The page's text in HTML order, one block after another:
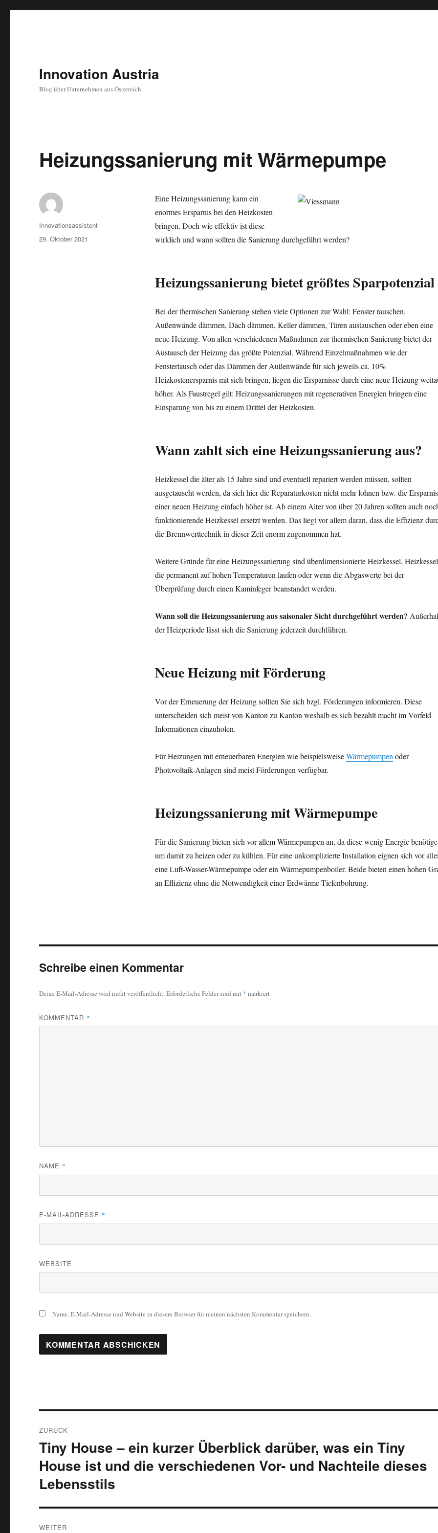
Innovation Austria
Blog über Unternehmen aus Österreich
Heizungssanierung mit Wärmepumpe
Eine Heizungssanierung kann ein
enormes Ersparnis bei den Heizkosten
bringen. Doch wie effektiv ist diese
wirklich und wann sollten die Sanierung durchgeführt werden?
Heizungssanierung bietet größtes Sparpotenzial
Bei der thermischen Sanierung stehen viele Optionen zur Wahl: Fenster tauschen,
Außenwände dämmen, Dach dämmen, Keller dämmen, Türen austauschen oder eben eine
neue Heizung. Von allen verschiedenen Maßnahmen zur thermischen Sanierung bietet der
Austausch der Heizung das größte Potenzial. Während Einzelmaßnahmen wie der
Fenstertausch oder das Dämmen der Außenwände für sich jeweils ca. 10%
Heizkostenersparnis mit sich bringen, liegen die Ersparnisse durch eine neue Heizung
höher. Als Faustregel gilt: Heizungssanierungen mit regenerativen Energien bringen eine
Einsparung von bis zu einem Drittel der Heizkosten.
Wann zahlt sich eine Heizungssanierung aus?
Heizkessel die älter als 15 Jahre sind und eventuell repariert werden müssen, sollten
ausgetauscht werden, da sich hier die Reparaturkosten nicht mehr lohnen bzw. die Ersparnis
einer neuen Heizung einfach höher ist. Ab einem Alter von über 20 Jahren sollten auch
funktionierende Heizkessel ersetzt werden. Das liegt vor allem daran, dass die Effizienz
die Brennwerttechnik in dieser Zeit enorm zugenommen hat.
Weitere Gründe für eine Heizungssanierung sind überdimensionierte Heizkessel, Heizkessel
die permanent auf hohen Temperaturen laufen oder wenn die Abgaswerte bei der
Überprüfung durch einen Kaminfeger beanstandet werden.
Wann soll die Heizungssanierung aus saisonaler Sicht durchgeführt werden?
der Heizperiode lässt sich die Sanierung jederzeit durchführen.
Neue Heizungmit Förderung
Vor der Erneuerung der Heizung sollten Sie sich bzgl. Förderungen informieren. Diese
unterscheiden sich meist von Kanton zu Kanton weshalb es sich bezahlt macht im Vorfeld
Informationen einzuholen.
Für Heizungen mit erneuerbaren Energien wie beispielsweiseWärmepumpen oder
Photovoltaik-Anlagen sind meist Förderungen verfügbar.
Heizungssanierung mit Wärmepumpe
Für die Sanierung bieten sich vor allem Wärmepumpen an, da diese wenig Energie
um damit zu heizen oder zu kühlen. Für eine unkomplizierte Installation eignen sich vor
eine Luft-Wasser-Wärmepumpe oder ein Wärmepumpenboiler. Beide bieten einen hohen
an Effizienz ohne die Notwendigkeit einer Erdwärme-Tiefenbohrung.
Autor
Innovationsassistent
Veröffentlicht
29. Oktober 2021
Schreibe einen Kommentar
Deine E-Mail-Adresse wird nicht veröffentlicht.Erforderliche Felder sind mit * markiert
KOMMENTAR *
NAME *
E-MAIL-ADRESSE *
WEBSITE
Name, E-Mail-Adresse und Website in diesem Browser für meinen nächsten Kommentar speichern.
ZURÜCK
Vorheriger
Beitrag:
Tiny House – ein kurzer Überblick darüber, was ein Tiny
House ist und die verschiedenen Vor- und Nachteile dieses
Lebensstils
WEITER